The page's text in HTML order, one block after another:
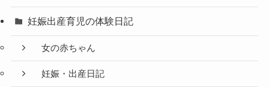
妊娠出産育児の体験日記
女の赤ちゃん
妊娠・出産日記